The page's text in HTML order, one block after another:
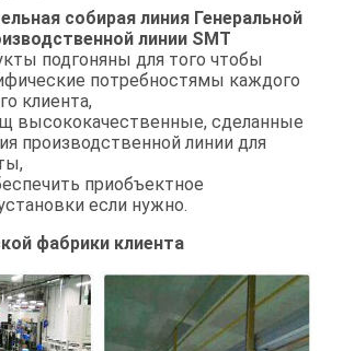
собирая линия Генеральной
линии SMT
подгоняны для того чтобы
потребностямы каждого
клиента,
высококачественные, сделанные
производственной линии для
приобъектное
если нужно.
фабрики клиента